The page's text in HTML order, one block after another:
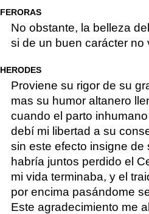
FERORAS
No obstante, la belleza
si de un buen carácter no
HERODES
Proviene su rigor de su
mas su humor altanero
cuando el parto
debí mi libertad a su
sin este efecto insigne de
habría juntos perdido el
mi vida terminaba, y el
por encima pasándome
Este agradecimiento me